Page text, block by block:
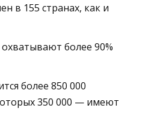
в 155 странах, как и
более 90%
более 850 000
350 000 — имеют